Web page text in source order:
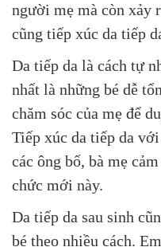
người mẹ mà còn xảy
cũng tiếp xúc da tiếp
Da tiếp da là cách tự
nhất là những bé dễ
chăm sóc của mẹ để
Tiếp xúc da tiếp da
các ông bố, bà mẹ
chức mới này.
Da tiếp da sau sinh
bé theo nhiều cách.